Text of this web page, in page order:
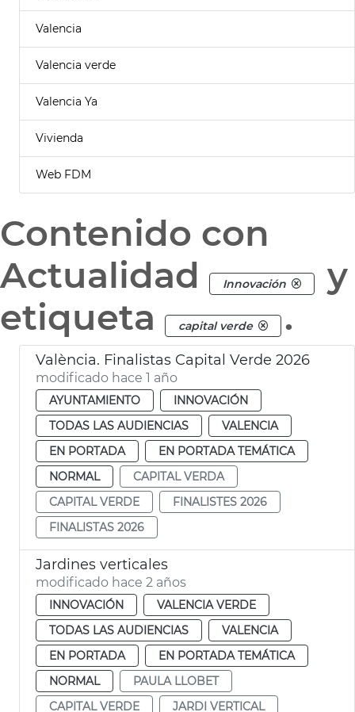
Valencia
Valencia verde
Valencia Ya
Vivienda
Web FDM
Contenido con
Actualidad
Innovación
y
etiqueta
capital verde .
València. Finalistas Capital Verde 2026
modificado hace 1 año
AYUNTAMIENTO
INNOVACIÓN
TODAS LAS AUDIENCIAS
VALENCIA
EN PORTADA
EN PORTADA TEMÁTICA
NORMAL
CAPITAL VERDA
CAPITAL VERDE
FINALISTES 2026
FINALISTAS 2026
Jardines verticales
modificado hace 2 años
INNOVACIÓN
VALENCIA VERDE
TODAS LAS AUDIENCIAS
VALENCIA
EN PORTADA
EN PORTADA TEMÁTICA
NORMAL
PAULA LLOBET
CAPITAL VERDE
JARDI VERTICAL